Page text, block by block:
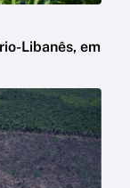
Libanês, em